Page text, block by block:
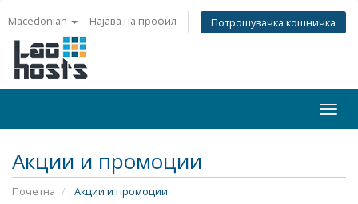
Macedonian Најава на профил Потрошувачка кошничка
Акции и промоции
Почетна Акции и промоции